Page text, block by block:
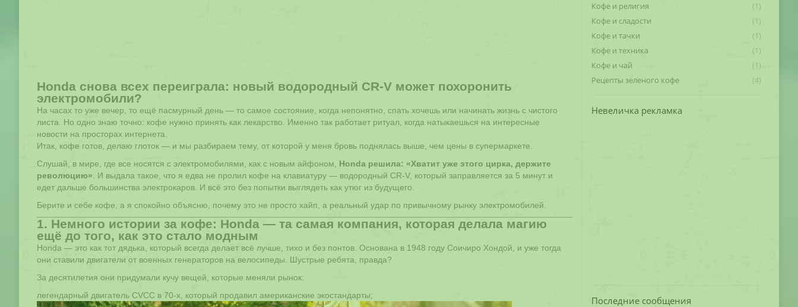
Honda снова всех переиграла: новый водородный CR-V может похоронить
электромобили?
На часах то уже вечер, то ещё пасмурный день — то самое состояние, когда непонятно, спать хочешь или начинать жизнь с чистого
листа. Но одно знаю точно: кофе нужно принять как лекарство. Именно так работает ритуал, когда натыкаешься на интересные
новости на просторах интернета.
Итак, кофе готов, делаю глоток — и мы разбираем тему, от которой у меня бровь поднялась выше, чем цены в супермаркете.
Слушай, в мире, где все носятся с электромобилями, как с новым айфоном, Honda решила: «Хватит уже этого цирка, держите
революцию». И выдала такое, что я едва не пролил кофе на клавиатуру — водородный CR-V, который заправляется за 5 минут и
едет дальше большинства электрокаров. И всё это без попытки выглядеть как утюг из будущего.
Берите и себе кофе, а я спокойно объясню, почему это не просто хайп, а реальный удар по привычному рынку электромобилей.
1. Немного истории за кофе: Honda — та самая компания, которая делала магию
ещё до того, как это стало модным
Honda — это как тот дядька, который всегда делает всё лучше, тихо и без понтов. Основана в 1948 году Соичиро Хондой, и уже тогда
они ставили двигатели от военных генераторов на велосипеды. Шустрые ребята, правда?
За десятилетия они придумали кучу вещей, которые меняли рынок:
легендарный двигатель CVCC в 70-х, который продавил американские экостандарты;
Кофе и религия
(1)
Кофе и сладости
(1)
Кофе и тачки
(1)
Кофе и техника
(1)
Кофе и чай
(1)
Рецепты зеленого кофе
(4)
Невеличка рекламка
Последние сообщения